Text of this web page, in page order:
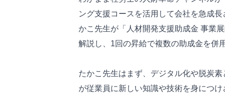
ング支援コースを活用して会社を急成
かこ先生が「人材開発支援助成金 事業
解説し、1回の昇給で複数の助成金を併
たかこ先生はまず、デジタル化や脱炭
が従業員に新しい知識や技術を身につ